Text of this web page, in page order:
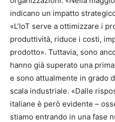
indicano un impatto
«L’IoT serve a ottimizzare i
produttività, riduce i costi,
prodotto». Tuttavia, sono
hanno già superato una
e sono attualmente in grado
scala industriale. «Dalle
italiane è però evidente –
stiamo entrando in una fase